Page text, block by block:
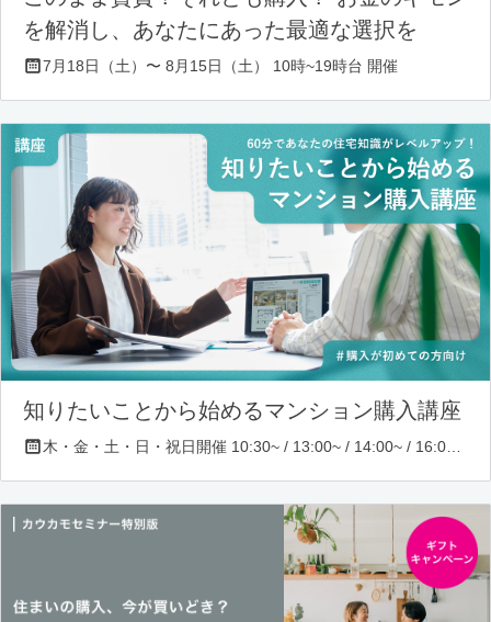
を解消し、あなたにあった最適な選択を
7月18日（土）〜 8月15日（土） 10時~19時台 開催
知りたいことから始めるマンション購入講座